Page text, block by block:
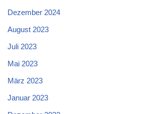
Dezember 2024
August 2023
Juli 2023
Mai 2023
März 2023
Januar 2023